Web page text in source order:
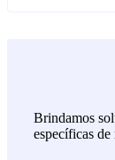
Brindamos
específicas de